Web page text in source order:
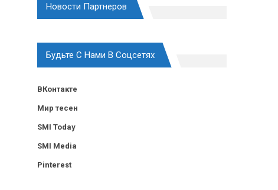
Новости Партнеров
Будьте С Нами В Соцсетях
ВКонтакте
Мир тесен
SMI Today
SMI Media
Pinterest